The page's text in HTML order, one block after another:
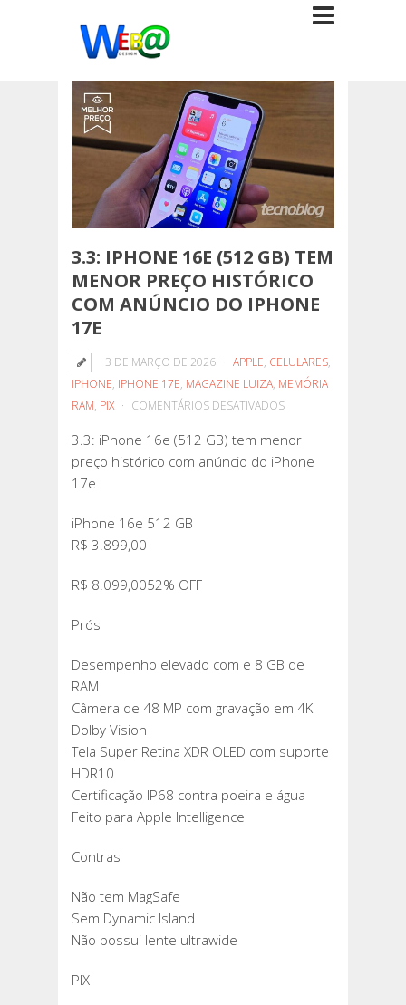
3.3: IPHONE 16E (512 GB) TEM
MENOR PREÇO HISTÓRICO
COM ANÚNCIO DO IPHONE
17E
3 DE MARÇO DE 2026 APPLE, CELULARES,
IPHONE, IPHONE 17E, MAGAZINE LUIZA, MEMÓRIA
RAM, PIX COMENTÁRIOS DESATIVADOSEM
IPHONE
16E
DO
17E
3.3: iPhone 16e (512 GB) tem menor
preço histórico com anúncio do iPhone
17e
iPhone 16e 512 GB
R$ 3.899,00
R$ 8.099,0052% OFF
Prós
Desempenho elevado com e 8 GB de
RAM
Câmera de 48 MP com gravação em 4K
Dolby Vision
Tela Super Retina XDR OLED com suporte
HDR10
Certificação IP68 contra poeira e água
Feito para Apple Intelligence
Contras
Não tem MagSafe
Sem Dynamic Island
Não possui lente ultrawide
PIX